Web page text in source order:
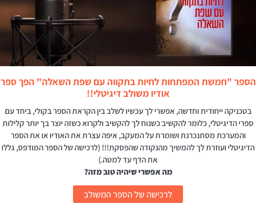
הספר "חמשת המפתחות לחיות בתקווה עם שפת השאלה" הפך ספר
אודיו משולב דיגיטלי!!
בטכניקה ייחודית וחדשה, אפשרי לך עכשיו לשלב בין הקראת הספר בקולי, ביחד עם
ספרי הדיגיטלי, כלומר להקשיב כשנוח לך להקשיב ולקרוא כשזה יוצר בך יותר קלילות
והמערכת מסתנכרנת ושומרת על המעקב, איפה עצרת את האודיו או את הספר
הדיגיטלי ועוזרת לך להמשיך מהנקודה שהפסקת!!! (לרכישה של הספר המודפס, גללו
את הדף עד למטה.)
מה אפשרי שיהיה טוב מזה?
לרכישה של הספר המשולב